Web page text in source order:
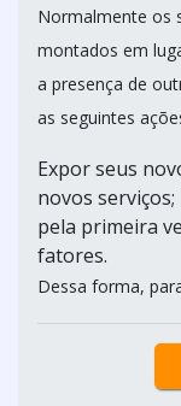
Normalmente os
montados em
a presença de
as seguintes
Expor seus
novos
pela primeira
fatores.
Dessa forma,